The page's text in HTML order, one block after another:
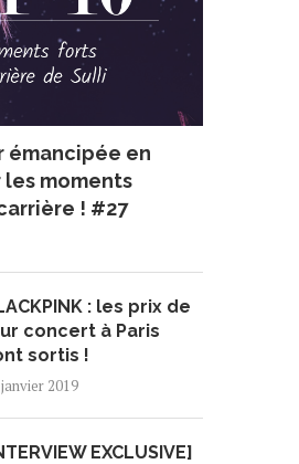
émancipée en
les moments
! #27
: les prix de
concert à Paris
sortis !
2019
EXCLUSIVE]